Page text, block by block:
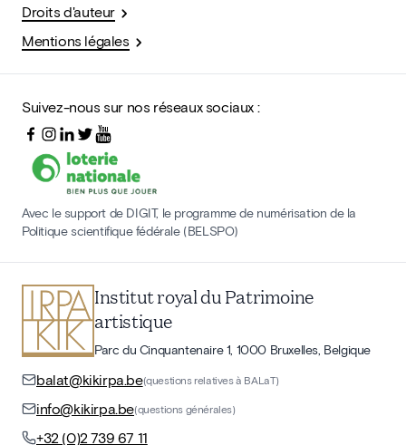
Droits d'auteur
Mentions légales
Suivez-nous sur nos réseaux sociaux :
Avec le support de DIGIT, le programme de numérisation de la
Politique scientifique fédérale (BELSPO)
Institut royal du Patrimoine
artistique
Parc du Cinquantenaire 1, 1000 Bruxelles, Belgique
balat@kikirpa.be(questions relatives à BALaT)
info@kikirpa.be(questions générales)
+32 (0)2 739 67 11